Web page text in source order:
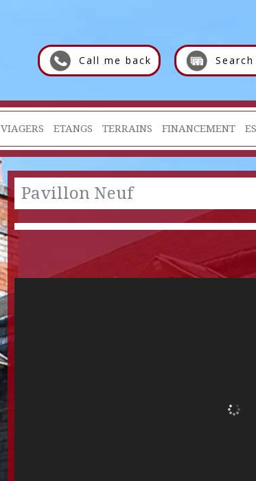
Call me back
VIAGERS ETANGS TERRAINS FINANCEMENT
Pavillon Neuf